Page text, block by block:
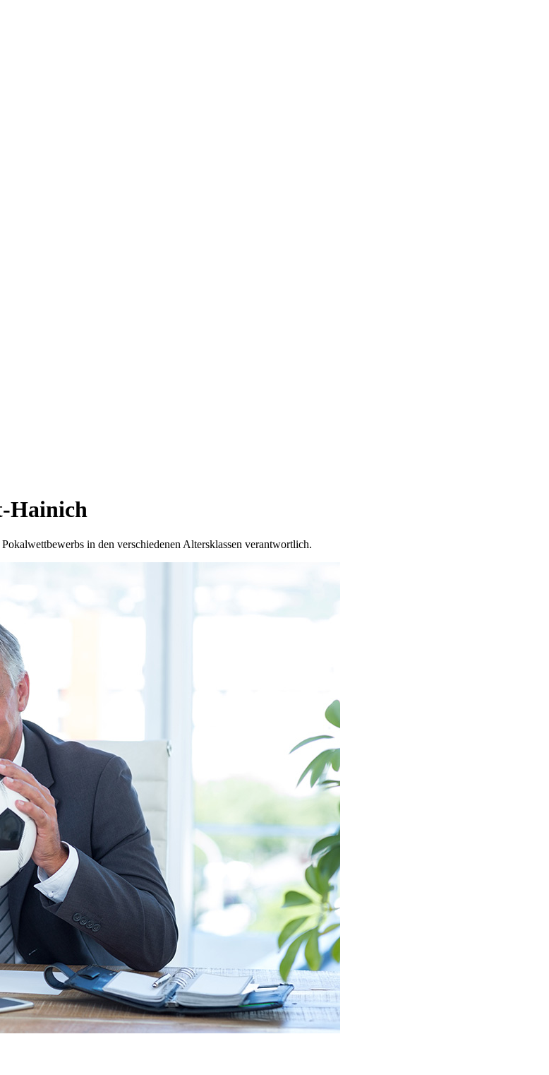
Hainich
in den verschiedenen Altersklassen verantwortlich.